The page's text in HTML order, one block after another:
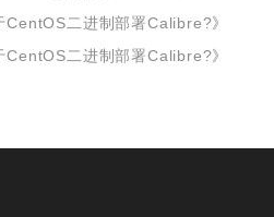
CentOS二进制部署Calibre?》
CentOS二进制部署Calibre?》